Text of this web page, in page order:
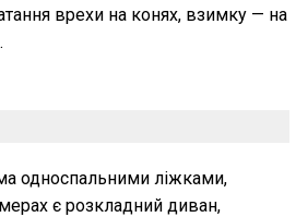
врехи на конях, взимку — на
односпальними ліжками,
є розкладний диван,